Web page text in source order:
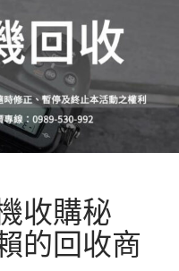
收購秘
的回收商